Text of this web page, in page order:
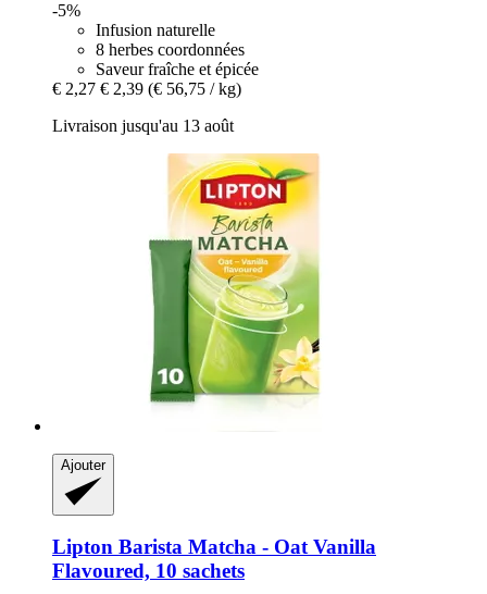
-5%
Infusion naturelle
8 herbes coordonnées
Saveur fraîche et épicée
€ 2,27 € 2,39 (€ 56,75 / kg)
Livraison jusqu'au 13 août
Ajouter
Lipton Barista Matcha -​ Oat Vanilla
Flavoured, 10 sachets